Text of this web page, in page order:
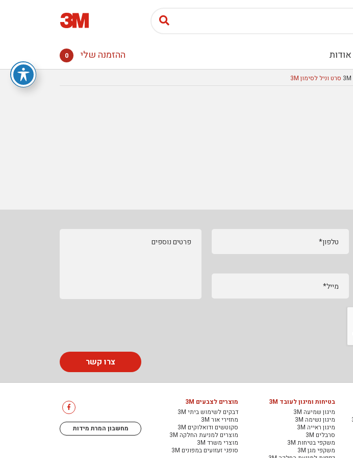
אודות ההזמנה שלי 0
טלפון*
מייל*
פרטים נוספים
צרו קשר
בטיחות ומיגון לעובד 3M
מיגון שמיעה 3M
מיגון נשימה 3M
מיגון ראייה 3M
סרבלים 3M
משקפי בטיחות 3M
משקפי מגן 3M
מוצרים לצבעים 3M
דבקים לשימוש ביתי 3M
מחזירי אור 3M
סקוטשים ודואלוקים 3M
מוצרים למניעת החלקה 3M
מוצרי משרד 3M
סופגי זעזועים במפונים 3M
מחשבון המרת מידות